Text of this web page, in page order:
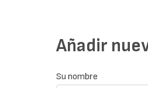
Añadir
Su nombre